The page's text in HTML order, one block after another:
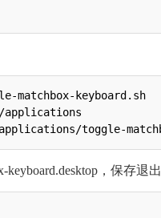
matchbox-keyboard.sh
applications
keyboard.desktop，保存退出